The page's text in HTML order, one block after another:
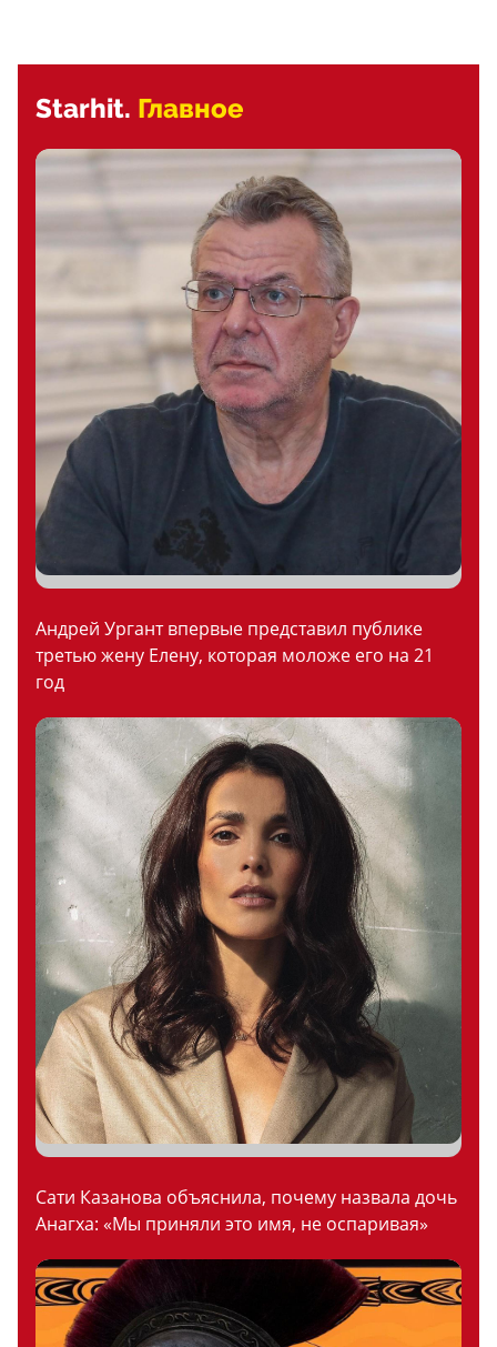
Starhit. Главное
Андрей Ургант впервые представил публике
третью жену Елену, которая моложе его на 21
год
Сати Казанова объяснила, почему назвала дочь
Анагха: «Мы приняли это имя, не оспаривая»